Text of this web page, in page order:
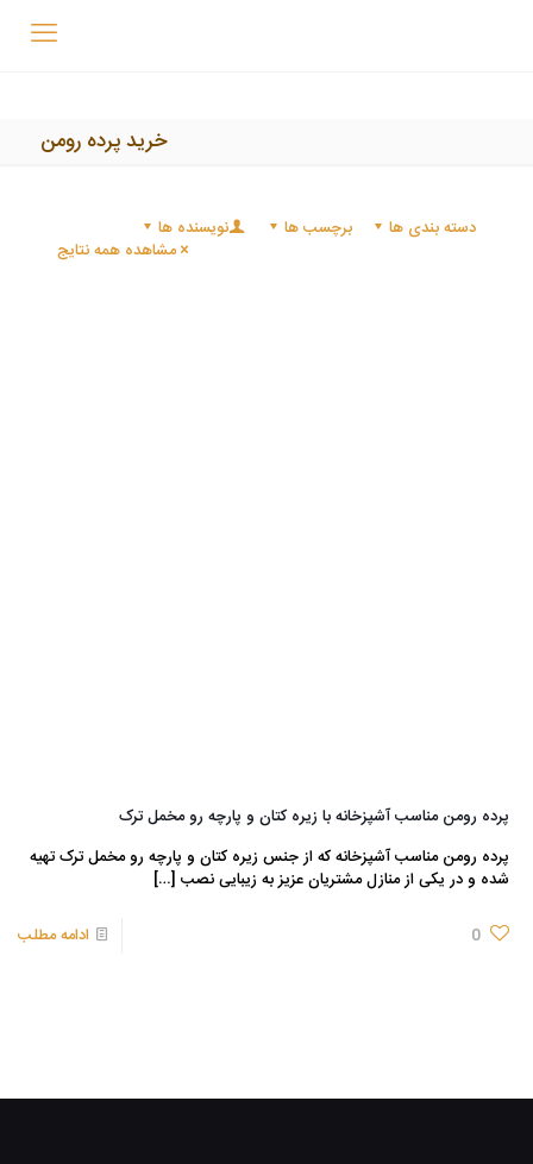
خرید پرده رومن
دسته بندی ها برچسب ها
نویسنده ها
مشاهده همه نتایج
پرده رومن مناسب آشپزخانه با زیره کتان و پارچه رو مخمل ترک
پرده رومن مناسب آشپزخانه که از جنس زیره کتان و پارچه رو مخمل ترک تهیه
شده و در یکی از منازل مشتریان عزیز به زیبایی نصب […]
0 ادامه مطلب